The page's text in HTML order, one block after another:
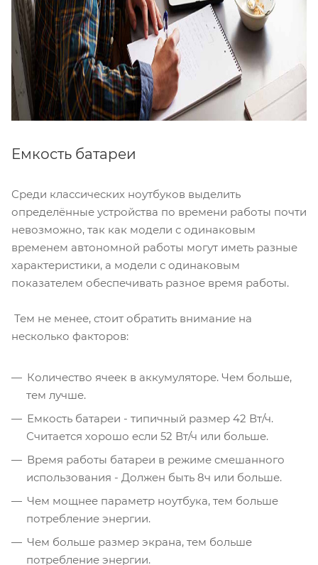
Емкость батареи
Среди классических ноутбуков выделить
определённые устройства по времени работы почти
невозможно, так как модели с одинаковым
временем автономной работы могут иметь разные
характеристики, а модели с одинаковым
показателем обеспечивать разное время работы.
Тем не менее, стоит обратить внимание на
несколько факторов:
Количество ячеек в аккумуляторе. Чем больше,
тем лучше.
Емкость батареи - типичный размер 42 Вт/ч.
Считается хорошо если 52 Вт/ч или больше.
Время работы батареи в режиме смешанного
использования - Должен быть 8ч или больше.
Чем мощнее параметр ноутбука, тем больше
потребление энергии.
Чем больше размер экрана, тем больше
потребление энергии.